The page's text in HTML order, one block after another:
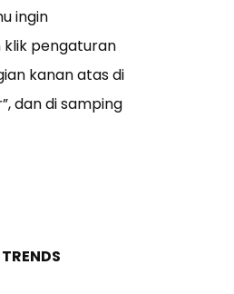
ingin
klik pengaturan
kanan atas di
dan di samping